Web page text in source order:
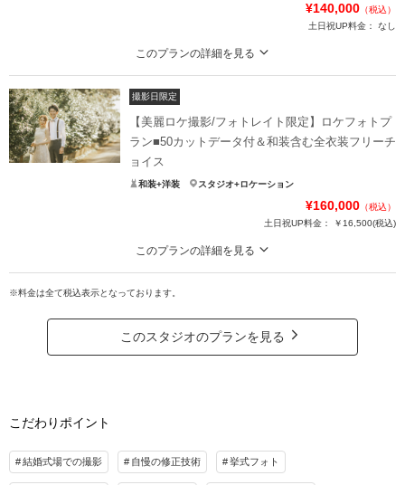
¥140,000 （税込）
土日祝UP料金：
なし
このプランの詳細を見る
オプションなしのオールインパッケージです
Photorait限定のスペシャルプラン！結婚式を控えられているカップルにはウェ
ルカムボードまで付くお得なプラン！レタッチ付きなのでWEB招待状はもちろ
んウェルカムボードも美しいお写真で揃えられます！
小物一式
データ 50カット
衣装追加 会食 挙式
家族と撮影 家族用衣装レンタル
お選びいただく衣装による金額UPはございません。また洋装・和装等の違いによる
来店・オンライン
撮影日限定
【美麗ロケ撮影/フォトレイト限定】ロケフォトプ
ラン■50カットデータ付＆和装含む全衣装フリーチ
ョイス
和装+洋装 スタジオ+ロケーション
¥160,000 （税込）
土日祝UP料金：
￥16,500(税込)
このプランの詳細を見る
フォトスタジオでよくある「衣装による追加料金」は一切無し。店内全ての衣
装からお好みの一着を選ぶことができます！
衣装は安心のフリーチョイス！
◇コーディネート一式
◇ヘアセット
※衣装毎のヘアチェンジ
※料金は全て税込表示となっております。
このスタジオのプランを見る
こだわりポイント
結婚式場での撮影 自慢の修正技術 挙式フォト